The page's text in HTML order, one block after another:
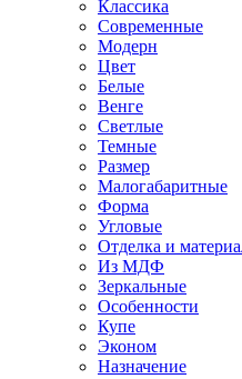
Классика
Современные
Модерн
Цвет
Белые
Венге
Светлые
Темные
Размер
Малогабаритные
Форма
Угловые
Отделка и
Из МДФ
Зеркальные
Особенности
Купе
Эконом
Назначение